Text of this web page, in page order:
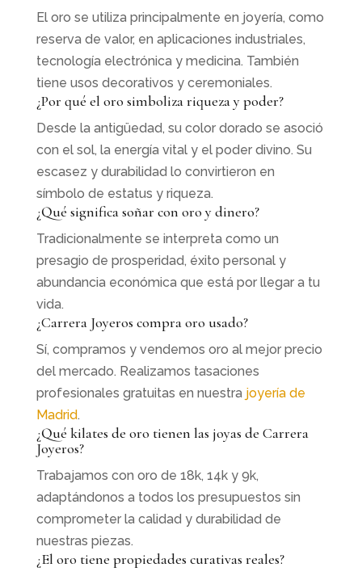
El oro se utiliza principalmente en joyería, como
reserva de valor, en aplicaciones industriales,
tecnología electrónica y medicina. También
tiene usos decorativos y ceremoniales.
¿Por qué el oro simboliza riqueza y poder?
Desde la antigüedad, su color dorado se asoció
con el sol, la energía vital y el poder divino. Su
escasez y durabilidad lo convirtieron en
símbolo de estatus y riqueza.
¿Qué significa soñar con oro y dinero?
Tradicionalmente se interpreta como un
presagio de prosperidad, éxito personal y
abundancia económica que está por llegar a tu
vida.
¿Carrera Joyeros compra oro usado?
Sí, compramos y vendemos oro al mejor precio
del mercado. Realizamos tasaciones
profesionales gratuitas en nuestra joyería de
Madrid.
¿Qué kilates de oro tienen las joyas de Carrera
Joyeros?
Trabajamos con oro de 18k, 14k y 9k,
adaptándonos a todos los presupuestos sin
comprometer la calidad y durabilidad de
nuestras piezas.
¿El oro tiene propiedades curativas reales?